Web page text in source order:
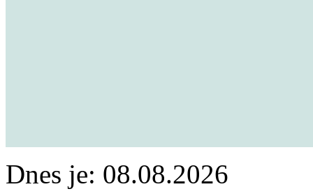
Dnes je: 08.08.2026